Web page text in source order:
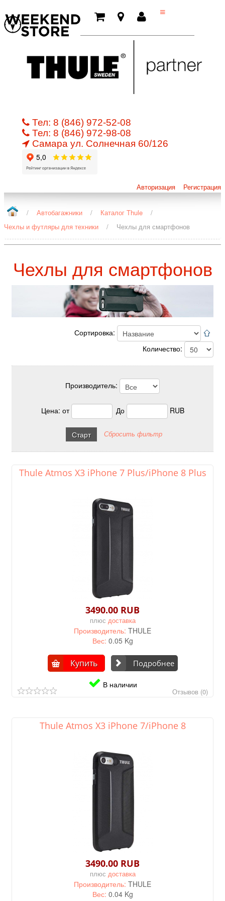
Тел: 8 (846) 972-52-08
Тел: 8 (846) 972-98-08
Самара ул. Cолнечная 60/126
Авторизация Регистрация
/ Автобагажники / Каталог Thule
/
Чехлы и футляры для техники
/ Чехлы для смартфонов
Чехлы для смартфонов
Сортировка:
Количество:
Производитель:
Цена: от До RUB
Сбросить фильтр
Thule Atmos X3 iPhone 7 Plus/iPhone 8 Plus
3490.00 RUB
плюс доставка
Производитель: THULE
Вес: 0.05 Kg
Купить Подробнее
В наличии
Отзывов (0)
Thule Atmos X3 iPhone 7/iPhone 8
3490.00 RUB
плюс доставка
Производитель: THULE
Вес: 0.04 Kg